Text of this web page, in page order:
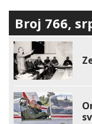
Broj 766,